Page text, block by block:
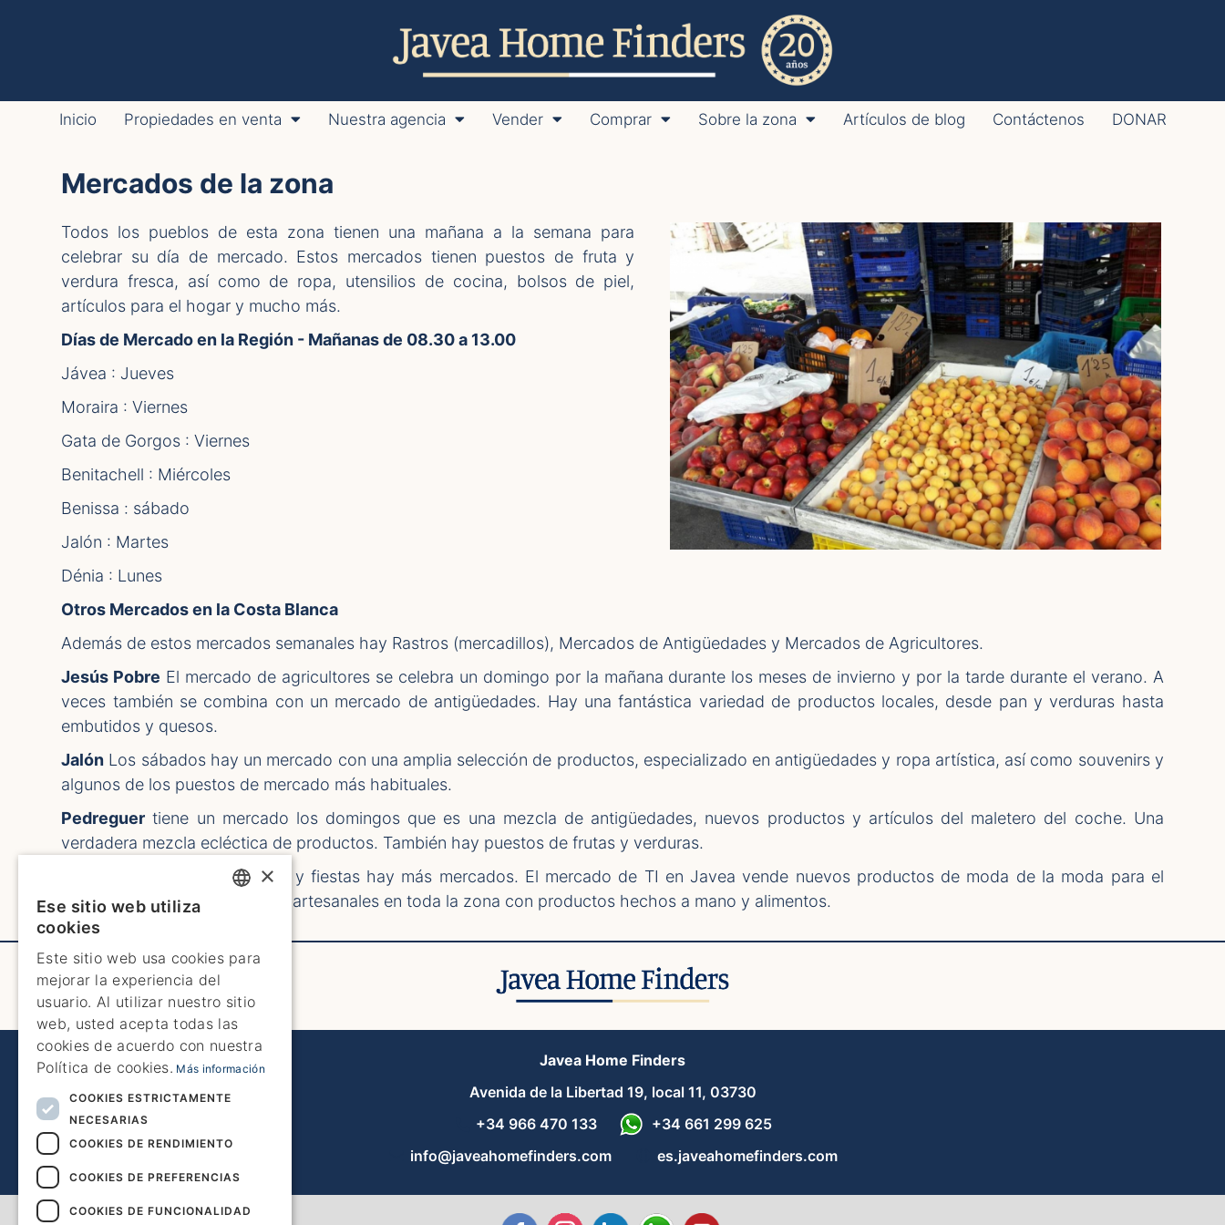
Inicio Propiedades en venta Nuestra agencia Vender Comprar Sobre la zona Artículos de blog Contáctenos DONAR
Mercados de la zona
Todos los pueblos de esta zona tienen una mañana a la semana para
celebrar su día de mercado. Estos mercados tienen puestos de fruta y
verdura fresca, así como de ropa, utensilios de cocina, bolsos de piel,
artículos para el hogar y mucho más.
Días de Mercado en la Región - Mañanas de 08.30 a 13.00
Jávea : Jueves
Moraira : Viernes
Gata de Gorgos : Viernes
Benitachell : Miércoles
Benissa : sábado
Jalón : Martes
Dénia : Lunes
Otros Mercados en la Costa Blanca
Además de estos mercados semanales hay Rastros (mercadillos), Mercados de Antigüedades y Mercados de Agricultores.
Jesús Pobre El mercado de agricultores se celebra un domingo por la mañana durante los meses de invierno y por la tarde durante el verano. A
veces también se combina con un mercado de antigüedades. Hay una fantástica variedad de productos locales, desde pan y verduras hasta
embutidos y quesos.
Jalón Los sábados hay un mercado con una amplia selección de productos, especializado en antigüedades y ropa artística, así como souvenirs y
algunos de los puestos de mercado más habituales.
Pedreguer tiene un mercado los domingos que es una mezcla de antigüedades, nuevos productos y artículos del maletero del coche. Una
verdadera mezcla ecléctica de productos. También hay puestos de frutas y verduras.
Durante los meses de verano y fiestas hay más mercados. El mercado de TI en Javea vende nuevos productos de moda de la moda para el
hogar. Hay muchos mercados artesanales en toda la zona con productos hechos a mano y alimentos.
Javea Home Finders
Avenida de la Libertad 19, local 11, 03730
+34 966 470 133
+34 661 299 625
info@javeahomefinders.com
es.javeahomefinders.com
SPANISH
GERMAN
FRENCH
×
Ese sitio web utiliza
cookies
Este sitio web usa cookies para
mejorar la experiencia del
usuario. Al utilizar nuestro sitio
web, usted acepta todas las
cookies de acuerdo con nuestra
Política de cookies. Más información
COOKIES ESTRICTAMENTE
NECESARIAS
COOKIES DE RENDIMIENTO
COOKIES DE PREFERENCIAS
COOKIES DE FUNCIONALIDAD